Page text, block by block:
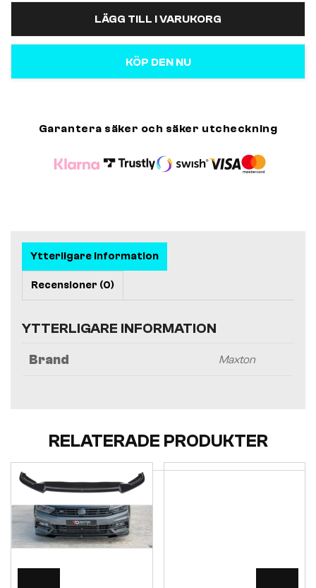
LÄGG TILL I VARUKORG
KÖP DEN NU
Garantera säker och säker utcheckning
Ytterligare information
Recensioner (0)
YTTERLIGARE INFORMATION
Brand Maxton
RELATERADE PRODUKTER